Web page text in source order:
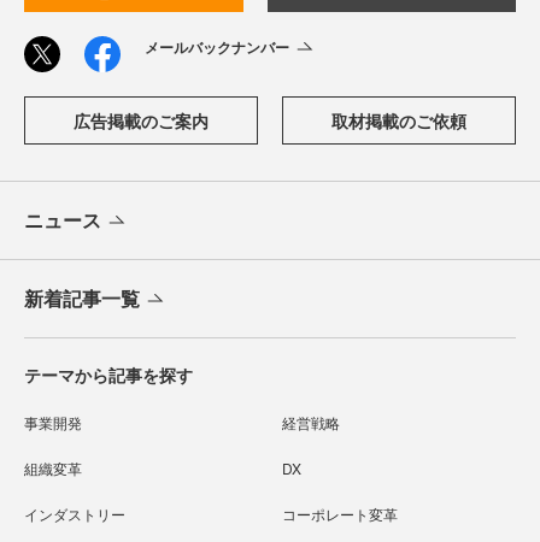
メールバックナンバー
広告掲載のご案内 取材掲載のご依頼
ニュース
新着記事一覧
テーマから記事を探す
事業開発 経営戦略
組織変革 DX
インダストリー コーポレート変革